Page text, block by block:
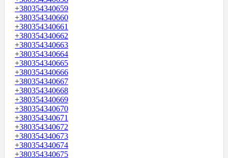
+380354340659
+380354340660
+380354340661
+380354340662
+380354340663
+380354340664
+380354340665
+380354340666
+380354340667
+380354340668
+380354340669
+380354340670
+380354340671
+380354340672
+380354340673
+380354340674
+380354340675